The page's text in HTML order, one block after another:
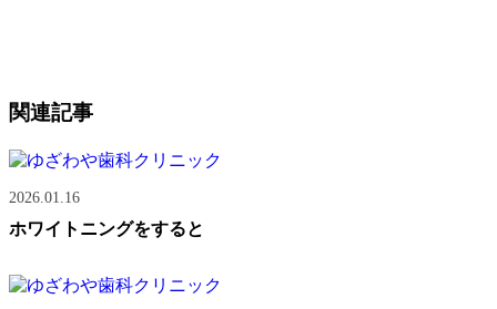
関連記事
2026.01.16
ホワイトニングをすると